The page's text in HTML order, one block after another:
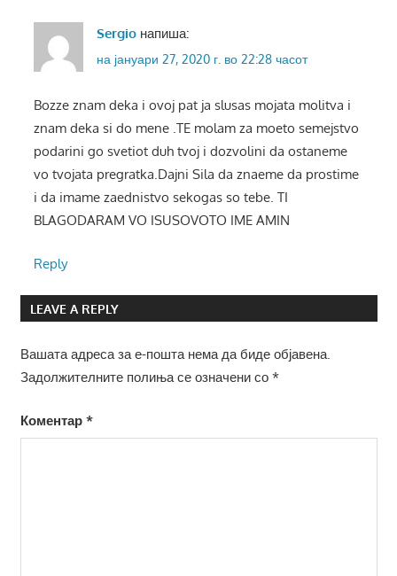
Sergio напиша:
на јануари 27, 2020 г. во 22:28 часот
Bozze znam deka i ovoj pat ja slusas mojata molitva i
znam deka si do mene .TE molam za moeto semejstvo
podarini go svetiot duh tvoj i dozvolini da ostaneme
vo tvojata pregratka.Dajni Sila da znaeme da prostime
i da imame zaednistvo sekogas so tebe. TI
BLAGODARAM VO ISUSOVOTO IME AMIN
Reply
LEAVE A REPLY
Вашата адреса за е-пошта нема да биде објавена.
Задолжителните полиња се означени со *
Коментар *